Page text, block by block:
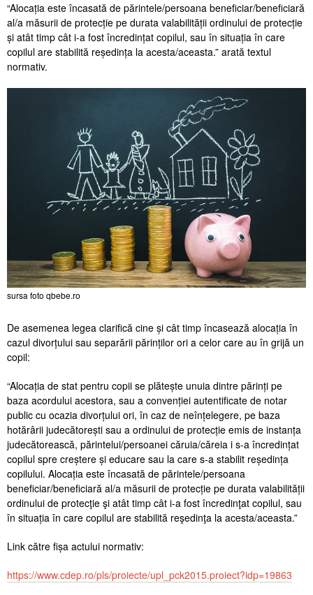
“Alocația este încasată de părintele/persoana beneficiar/beneficiară
al/a măsurii de protecție pe durata valabilității ordinului de protecție
și atât timp cât i-a fost încredințat copilul, sau în situația în care
copilul are stabilită reședința la acesta/aceasta.” arată textul
normativ.
sursa foto qbebe.ro
De asemenea legea clarifică cine și cât timp încasează alocația în
cazul divorțului sau separării părinților ori a celor care au în grijă un
copil:
“Alocația de stat pentru copii se plătește unuia dintre părinți pe
baza acordului acestora, sau a convenției autentificate de notar
public cu ocazia divorțului ori, în caz de neînțelegere, pe baza
hotărârii judecătorești sau a ordinului de protecție emis de instanța
judecătorească, părintelui/persoanei căruia/căreia i s-a încredințat
copilul spre creștere și educare sau la care s-a stabilit reședința
copilului. Alocația este încasată de părintele/persoana
beneficiar/beneficiară al/a măsurii de protecție pe durata valabilității
ordinului de protecţie şi atât timp cât i-a fost încredinţat copilul, sau
în situația în care copilul are stabilită reşedinţa la acesta/aceasta.”
Link către fișa actului normativ:
https://www.cdep.ro/pls/proiecte/upl_pck2015.proiect?idp=19863